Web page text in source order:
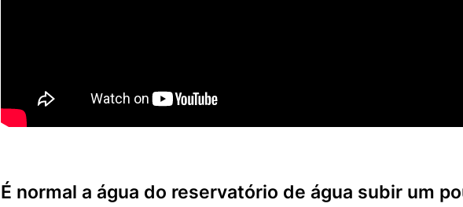
É normal a água do reservatório de água subir um